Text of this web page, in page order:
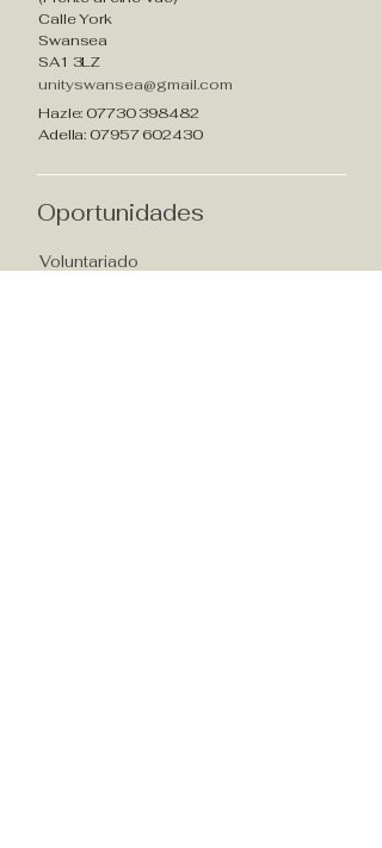
Calle York
Swansea
SA1 3LZ
unityswansea@gmail.com
Hazle: 07730 398482
Adella: 07957 602430
Oportunidades
Voluntariado